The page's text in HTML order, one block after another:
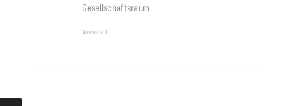
Gesellschaftsraum
Werkstatt